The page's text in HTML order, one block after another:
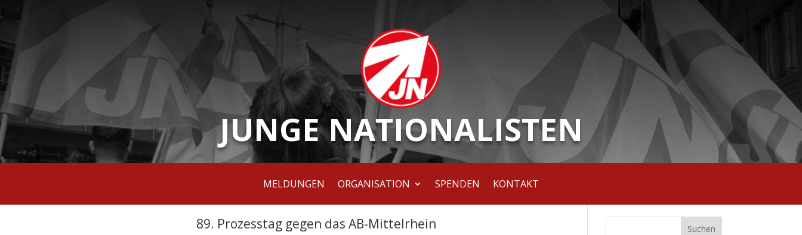
JUNGE NATIONALISTEN
MELDUNGEN ORGANISATION SPENDEN KONTAKT
89. Prozesstag gegen das AB-Mittelrhein